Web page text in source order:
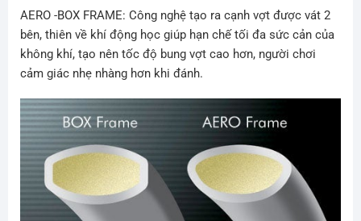
AERO -BOX FRAME: Công nghệ tạo ra cạnh vợt được vát 2
bên, thiên về khí động học giúp hạn chế tối đa sức cản của
không khí, tạo nên tốc độ bung vợt cao hơn, người chơi
cảm giác nhẹ nhàng hơn khi đánh.